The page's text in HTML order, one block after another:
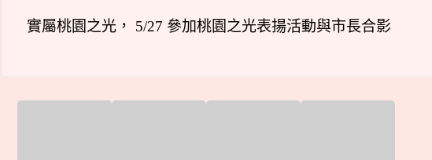
實屬桃園之光， 5/27 參加桃園之光表揚活動與市長合影